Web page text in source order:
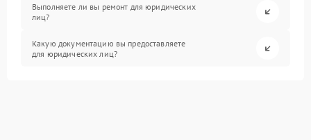
Выполняете ли вы ремонт для юридических
лиц?
Какую документацию вы предоставляете
для юридических лиц?